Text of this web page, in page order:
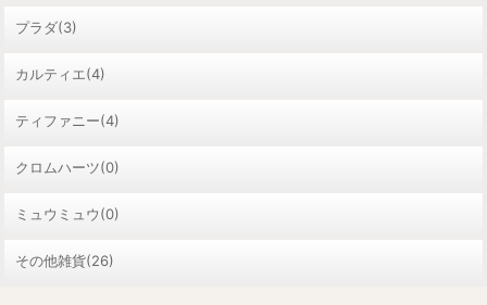
プラダ(3)
カルティエ(4)
ティファニー(4)
クロムハーツ(0)
ミュウミュウ(0)
その他雑貨(26)